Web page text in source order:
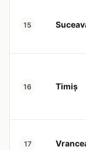
15
16 Timiș
17